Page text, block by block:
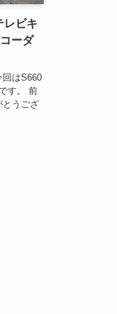
レビキ
ーダ
回はS660
す。 前
とうござ